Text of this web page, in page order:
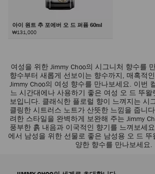
아이 원트 추 포에버 오 드 퍼퓸 60ml
₩131,000
여성을 위한 Jimmy Choo의 시그니처 향수를
향수부터 새롭게 선보이는 향수까지, 매혹적
Jimmy Choo의 여성 향수를 만나보세요. 이번
느 시간대에나 사용하기 좋은 여성 오 드 뚜왈
보입니다. 클래식한 플로럴 향이 느껴지는 시
클링한 시트러스 노트가 산뜻한 느낌을 줍니
려한 스타일을 완벽하게 보완해 주는 Jimmy
풍부한 흙 내음과 이국적인 향기를 느껴보세요
에서 남성을 위한 선물로 좋은 남성용 오 드
양한 향수를 만나보세요.